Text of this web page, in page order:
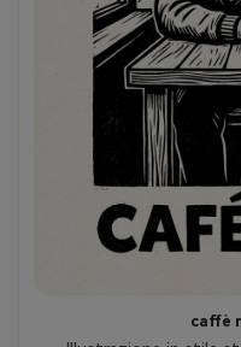
caffè